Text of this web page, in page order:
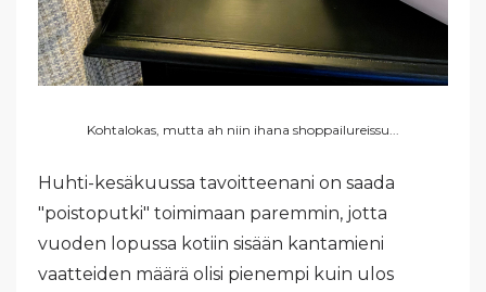
Kohtalokas, mutta ah niin ihana shoppailureissu...
Huhti-kesäkuussa tavoitteenani on saada
"poistoputki" toimimaan paremmin, jotta
vuoden lopussa kotiin sisään kantamieni
vaatteiden määrä olisi pienempi kuin ulos